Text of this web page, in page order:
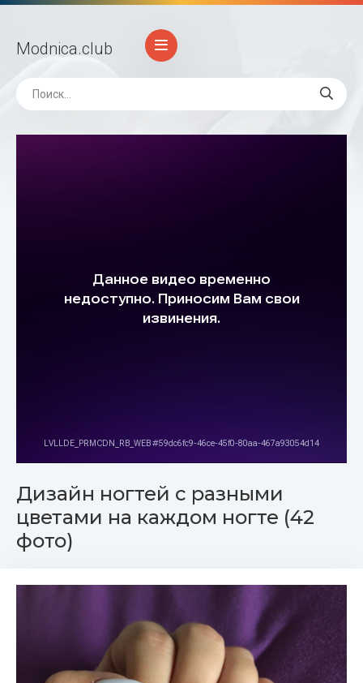
Modnica.club
Дизайн ногтей с разными
цветами на каждом ногте (42
фото)